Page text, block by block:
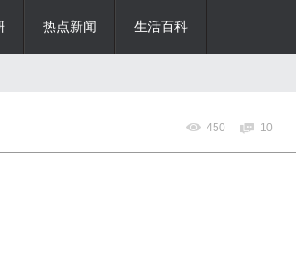
热点新闻 生活百科
450 10